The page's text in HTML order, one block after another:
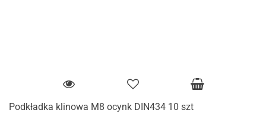
Podkładka klinowa M8 ocynk DIN434 10 szt